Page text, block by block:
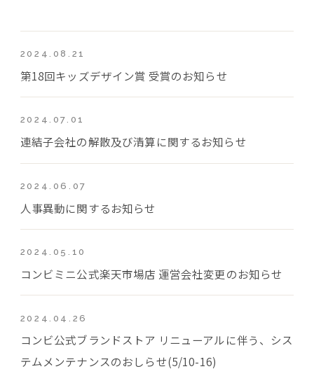
2024.08.21
第18回キッズデザイン賞 受賞のお知らせ
2024.07.01
連結子会社の解散及び清算に関するお知らせ
2024.06.07
人事異動に関するお知らせ
2024.05.10
コンビミニ公式楽天市場店 運営会社変更のお知らせ
2024.04.26
コンビ公式ブランドストア リニューアルに伴う、シス
テムメンテナンスのおしらせ(5/10-16)